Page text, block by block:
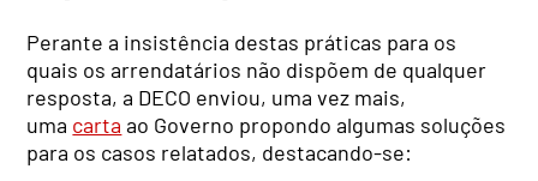
Perante a insistência destas práticas para os
quais os arrendatários não dispõem de qualquer
resposta, a DECO enviou, uma vez mais,
uma carta ao Governo propondo algumas soluções
para os casos relatados, destacando-se: